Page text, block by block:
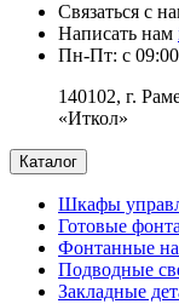
Связаться с
Написать нам
Пн-Пт: с
140102, г.
«Иткол»
Каталог
Шкафы
Готовые
Фонтанные
Подводные
Закладные